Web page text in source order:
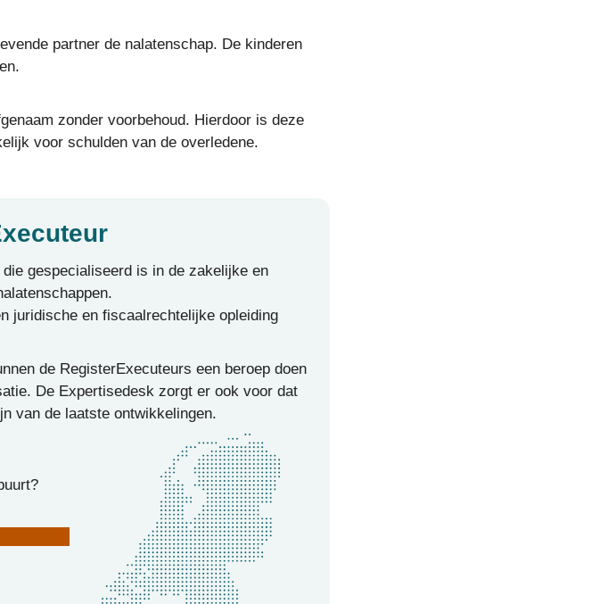
partner de nalatenschap. De kinderen
zonder voorbehoud. Hierdoor is deze
voor schulden van de overledene.
gespecialiseerd is in de zakelijke en
juridische en fiscaalrechtelijke opleiding
de RegisterExecuteurs een beroep doen
De Expertisedesk zorgt er ook voor dat
van de laatste ontwikkelingen.